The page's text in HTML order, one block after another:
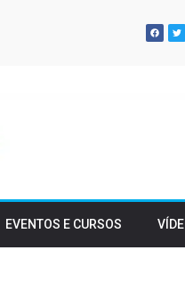
EVENTOS E CURSOS